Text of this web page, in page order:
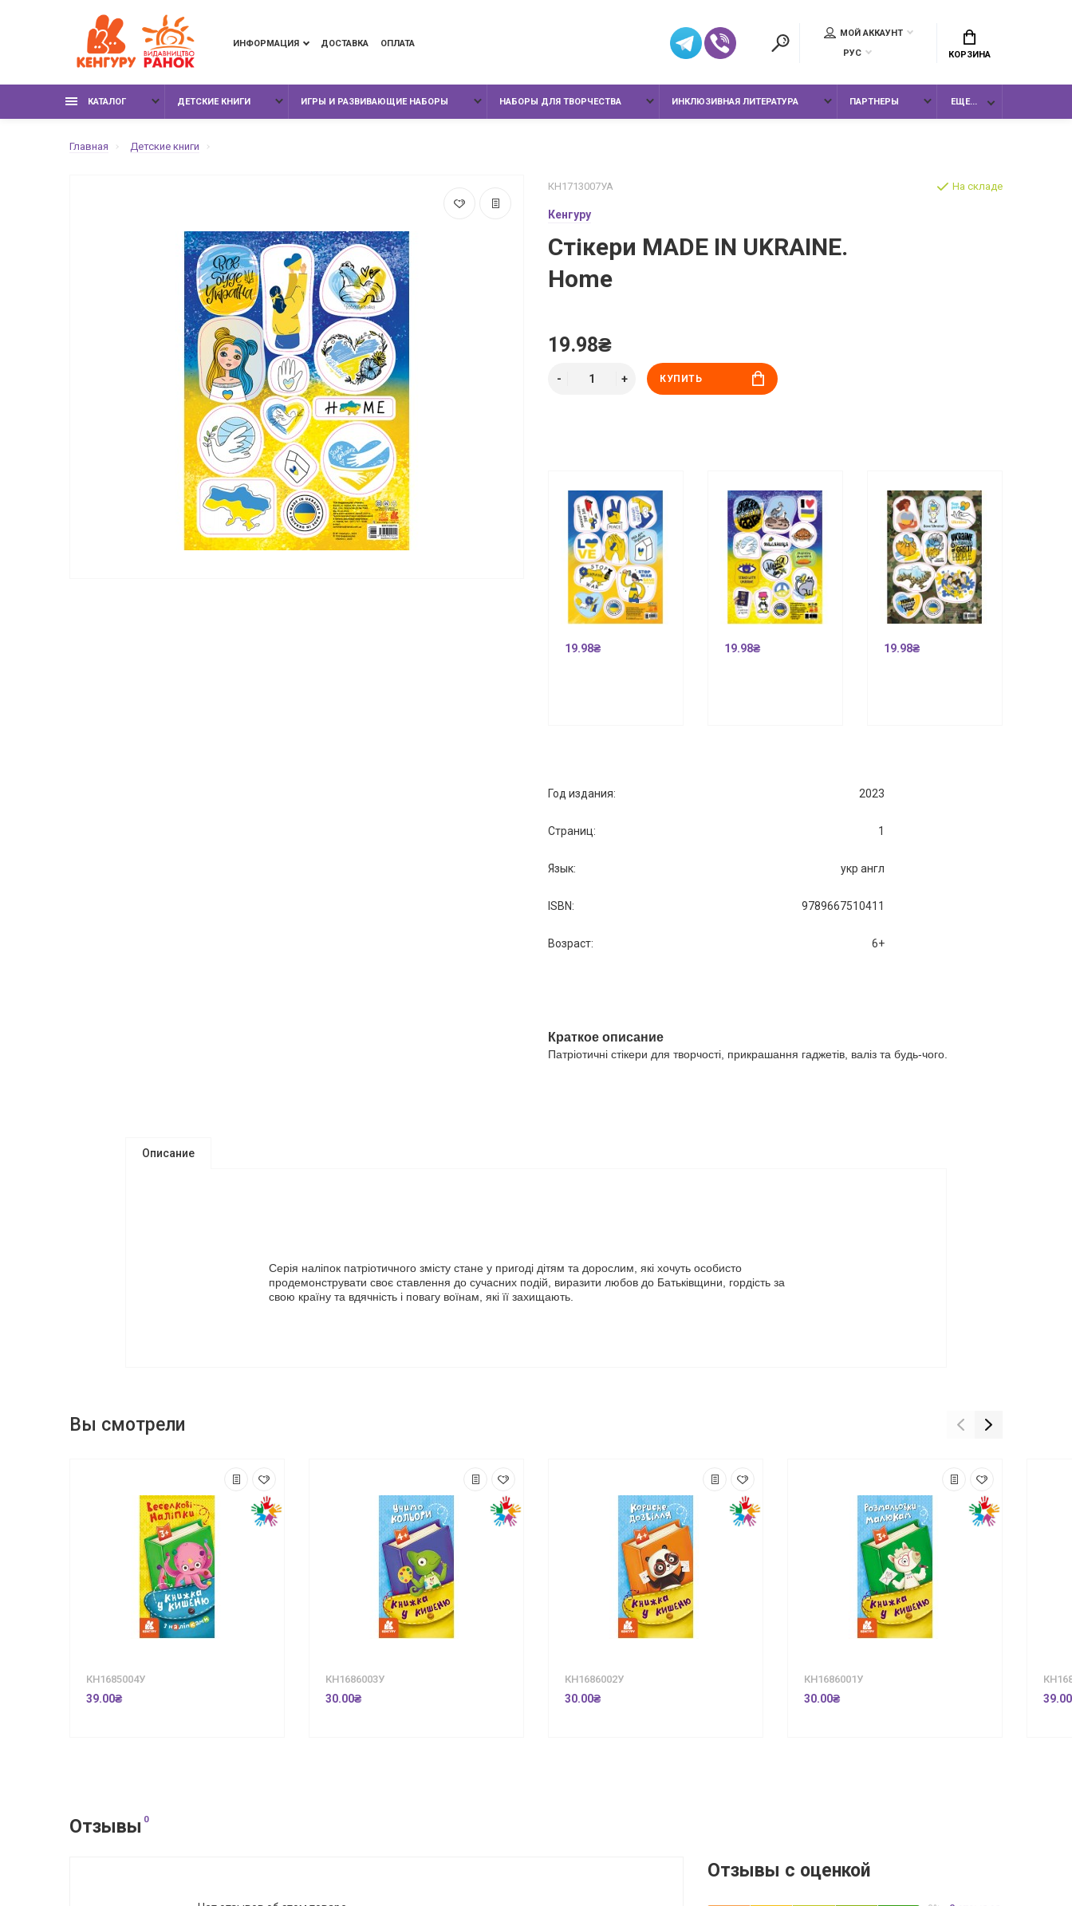
ИНФОРМАЦИЯ ДОСТАВКА ОПЛАТА
МОЙ АККАУНТ
РУС
КОРЗИНА
КАТАЛОГ ДЕТСКИЕ КНИГИ ИГРЫ И РАЗВИВАЮЩИЕ НАБОРЫ НАБОРЫ ДЛЯ ТВОРЧЕСТВА ИНКЛЮЗИВНАЯ ЛИТЕРАТУРА ПАРТНЕРЫ ЕЩЕ...
Главная Детские книги
КН1713007УА
Кенгуру
Стікери MADE IN UKRAINE.
Home
На складе
19.98₴
КУПИТЬ
19.98₴ 19.98₴ 19.98₴
Год издания: 2023
Страниц: 1
Язык: укр англ
ISBN: 9789667510411
Возраст: 6+
Краткое описание
Описание
Серія наліпок патріотичного змісту стане у пригоді дітям та дорослим, які хочуть особисто
продемонструвати своє ставлення до сучасних подій, виразити любов до Батьківщини, гордість за
свою країну та вдячність і повагу воїнам, які її захищають.
Вы смотрели
КН1685004У
39.00₴
КН1686003У
30.00₴
КН1686002У
30.00₴
КН1686001У
30.00₴
Отзывы 0
Отзывы с оценкой